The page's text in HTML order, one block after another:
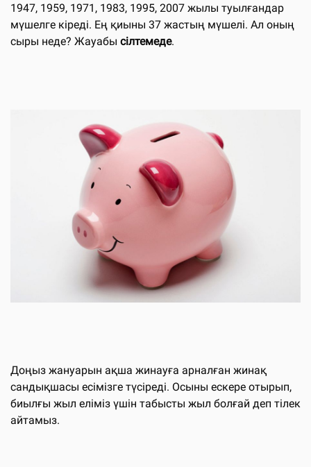
1947, 1959, 1971, 1983, 1995, 2007 жылы туылғандар
мүшелге кіреді. Ең қиыны 37 жастың мүшелі. Ал оның
сыры неде? Жауабы сілтемеде.
Доңыз жануарын ақша жинауға арналған жинақ
сандықшасы есімізге түсіреді. Осыны ескере отырып,
биылғы жыл еліміз үшін табысты жыл болғай деп тілек
айтамыз.